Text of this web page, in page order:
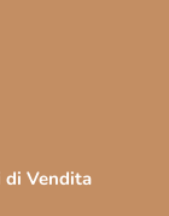
di Vendita